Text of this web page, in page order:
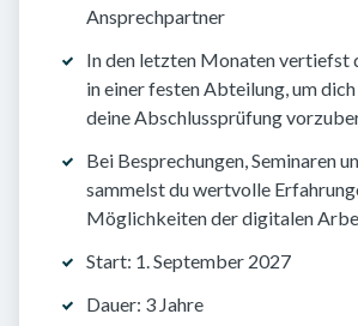
Ansprechpartner
In den letzten Monaten vertiefst
in einer festen Abteilung, um
deine Abschlussprüfung
Bei Besprechungen, Seminaren
sammelst du wertvolle
Möglichkeiten der digitalen
Start: 1. September 2027
Dauer: 3 Jahre